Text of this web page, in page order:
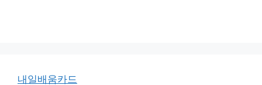
내일배움카드